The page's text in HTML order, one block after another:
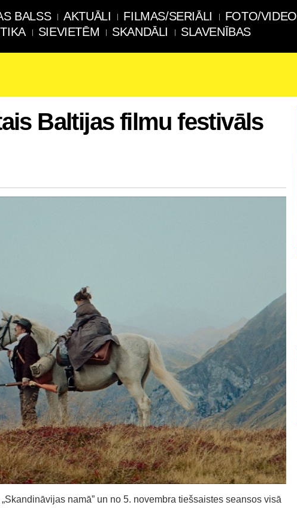
BALSS AKTUĀLI FILMAS/SERIĀLI FOTO/VIDEO
SIEVIETĒM SKANDĀLI SLAVENĪBAS
Baltijas filmu festivāls
namā” un no 5. novembra tiešsaistes seansos visā